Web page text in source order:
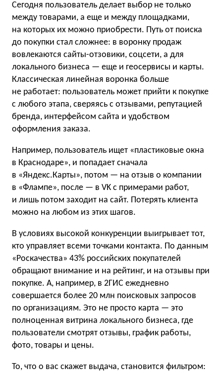
Сегодня пользователь делает выбор не только
между товарами, а еще и между площадками,
на которых их можно приобрести. Путь от поиска
до покупки стал сложнее: в воронку продаж
вовлекаются сайты-отзовики, соцсети, а для
локального бизнеса — еще и геосервисы и карты.
Классическая линейная воронка больше
не работает: пользователь может прийти к покупке
с любого этапа, сверяясь с отзывами, репутацией
бренда, интерфейсом сайта и удобством
оформления заказа.
Например, пользователь ищет «пластиковые окна
в Краснодаре», и попадает сначала
в «Яндекс.Карты», потом — на отзыв о компании
в «Флампе», после — в VK с примерами работ,
и лишь потом заходит на сайт. Потерять клиента
можно на любом из этих шагов.
В условиях высокой конкуренции выигрывает тот,
кто управляет всеми точками контакта. По данным
«Роскачества» 43% российских покупателей
обращают внимание и на рейтинг, и на отзывы при
покупке. А, например, в 2ГИС ежедневно
совершается более 20 млн поисковых запросов
по организациям. Это не просто карта — это
полноценная витрина локального бизнеса, где
пользователи смотрят отзывы, график работы,
фото, товары и цены.
То, что о вас скажет выдача, становится фильтром: